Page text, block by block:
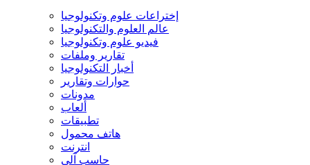
إختراعات علوم وتكنولوجيا
عالم العلوم والتكنولوجيا
فيديو علوم وتكنولوجيا
تقارير وملفات
أخبار التكنولوجيا
حوارات وتقارير
مدونات
ألعاب
تطبيقات
هاتف محمول
انترنت
حاسب آلي